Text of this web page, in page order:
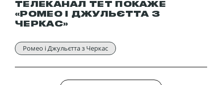
ТЕЛЕКАНАЛ ТЕТ ПОКАЖЕ
«РОМЕО І ДЖУЛЬЄТТА З
ЧЕРКАС»
Ромео і Джульєтта з Черкас